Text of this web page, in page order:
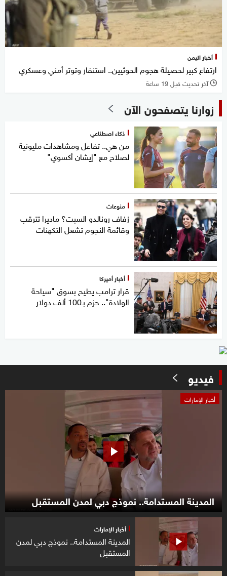
أخبار اليمن
ارتفاع كبير لحصيلة هجوم الحوثيين.. استنفار وتوتر أمني وعسكري
l آخر تحديث قبل 19 ساعة
زوارنا يتصفحون الآن
ذكاء اصطناعي
من هي.. تفاعل ومشاهدات مليونية
لصلاح مع "إيشان أكسوي"
منوعات
زفاف رونالدو السبت؟ ماديرا تترقب
وقائمة النجوم تشعل التكهنات
أخبار أميركا
قرار ترامب يطيح بسوق "سياحة
الولادة".. حزم بـ100 ألف دولار
فيديو
أخبار الإمارات
المدينة المستدامة.. نموذج دبي لمدن المستقبل
أخبار الإمارات
المدينة المستدامة.. نموذج دبي لمدن
المستقبل